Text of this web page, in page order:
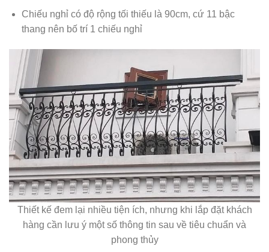
Chiếu nghỉ có độ rộng tối thiếu là 90cm, cứ 11 bậc
thang nên bố trí 1 chiếu nghỉ
Thiết kế đem lại nhiều tiện ích, nhưng khi lắp đặt khách
hàng cần lưu ý một số thông tin sau về tiêu chuẩn và
phong thủy